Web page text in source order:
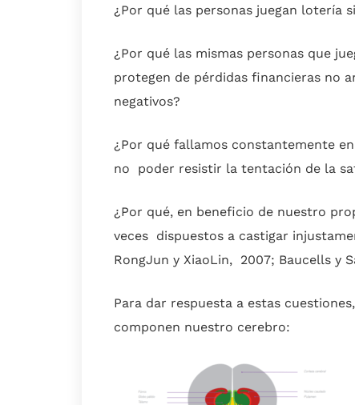
¿Por qué las personas juegan lotería
¿Por qué las mismas personas que
protegen de pérdidas financieras no
negativos?
¿Por qué fallamos constantemente
no poder resistir la tentación de la
¿Por qué, en beneficio de nuestro
veces dispuestos a castigar
RongJun y XiaoLin, 2007; Baucells y
Para dar respuesta a estas
componen nuestro cerebro: